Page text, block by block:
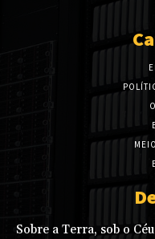
Sobre a Terra, sob o